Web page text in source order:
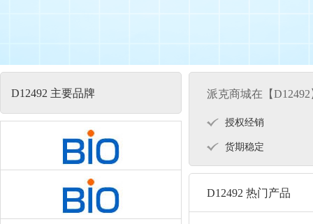
D12492 主要品牌 派克商城在【
授权经销
货期稳定
D12492 热门产品